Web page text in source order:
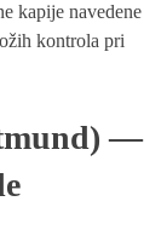
kapije navedene
kontrola pri
—